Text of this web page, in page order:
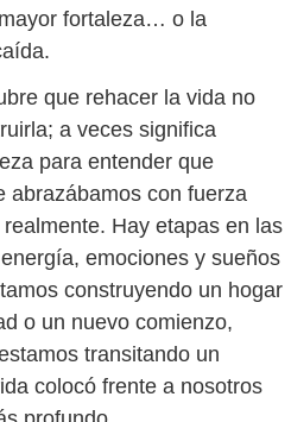
fortaleza… o la
que rehacer la vida no
a veces significa
para entender que
abrazábamos con fuerza
Hay etapas en las
emociones y sueños
construyendo un hogar
o un nuevo comienzo,
transitando un
colocó frente a nosotros